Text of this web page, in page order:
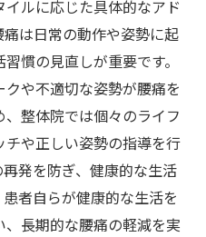
ルに応じた具体的なアド
は日常の動作や姿勢に起
慣の見直しが重要です。
や不適切な姿勢が腰痛を
整体院では個々のライフ
や正しい姿勢の指導を行
発を防ぎ、健康的な生活
者自らが健康的な生活を
長期的な腰痛の軽減を実